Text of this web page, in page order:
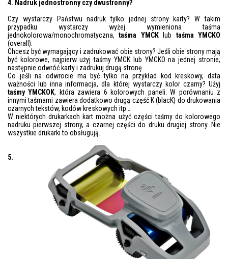
4. Nadruk jednostronny czy dwustronny?
Czy wystarczy Państwu nadruk tylko jednej strony karty? W takim
przypadku wystarczy wyżej wymieniona taśma
jednokolorowa/monochromatyczna,taśma YMCKlub taśma YMCKO
(overall).
Chcesz być wymagający i zadrukować obie strony? Jeśli obie strony mają
być kolorowe, najpierw użyj taśmy YMCK lub YMCKO na jednej stronie,
następnie odwróć karty i zadrukuj drugą stronę.
Co jeśli na odwrocie ma być tylko na przykład kod kreskowy, data
ważności lub inna informacja, dla której wystarczy kolor czarny? Użyj
taśmy YMCKOK, która zawiera 6 kolorowych paneli. W porównaniu z
innymi taśmami zawiera dodatkowo drugą część K (blacK) do drukowania
czarnych tekstów, kodów kreskowych itp…
W niektórych drukarkach kart można użyć części taśmy do kolorowego
nadruku pierwszej strony, a czarnej części do druku drugiej strony. Nie
wszystkie drukarki to obsługują.
5.